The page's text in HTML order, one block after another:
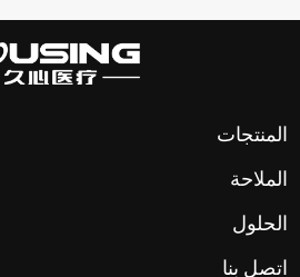
المنتجات
الملاحة
الحلول
اتصل بنا